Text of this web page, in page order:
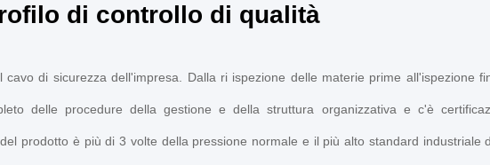
di controllo di qualità
di sicurezza dell'impresa. Dalla ri ispezione delle materie prime all'ispezione
delle procedure della gestione e della struttura organizzativa e c'è
prodotto è più di 3 volte della pressione normale e il più alto standard industriale